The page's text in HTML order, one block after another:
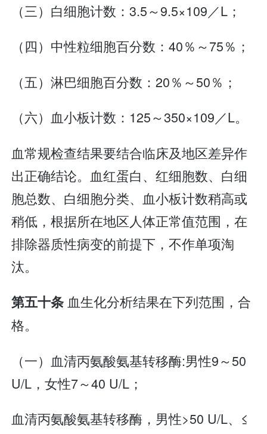
（三）白细胞计数：3.5～9.5×109／L；
（四）中性粒细胞百分数：40％～75％；
（五）淋巴细胞百分数：20％～50％；
（六）血小板计数：125～350×109／L。
血常规检查结果要结合临床及地区差异作
出正确结论。血红蛋白、红细胞数、白细
胞总数、白细胞分类、血小板计数稍高或
稍低，根据所在地区人体正常值范围，在
排除器质性病变的前提下，不作单项淘
汰。
第五十条血生化分析结果在下列范围，合
格。
（一）血清丙氨酸氨基转移酶:男性9～50
U/L，女性7～40 U/L；
血清丙氨酸氨基转移酶，男性>50 U/L、≤